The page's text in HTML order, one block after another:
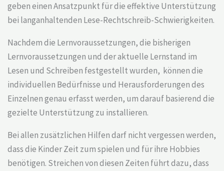
geben einen Ansatzpunkt für die effektive Unterstützung
bei langanhaltenden Lese-Rechtschreib-Schwierigkeiten.
Nachdem die Lernvoraussetzungen, die bisherigen
Lernvoraussetzungen und der aktuelle Lernstand im
Lesen und Schreiben festgestellt wurden, können die
individuellen Bedürfnisse und Herausforderungen des
Einzelnen genau erfasst werden, um darauf basierend die
gezielte Unterstützung zu installieren.
Bei allen zusätzlichen Hilfen darf nicht vergessen werden,
dass die Kinder Zeit zum spielen und für ihre Hobbies
benötigen. Streichen von diesen Zeiten führt dazu, dass